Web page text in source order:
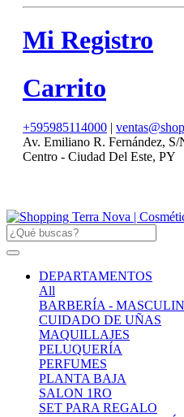
Mi Registro
Carrito
+595985114000 |
Av. Emiliano R. Fernández, S/
Centro - Ciudad Del Este, PY
DEPARTAMENTOS
All
BARBERÍA -
CUIDADO DE UÑAS
MAQUILLAJES
PELUQUERÍA
PERFUMES
PLANTA BAJA
SALON 1RO
SET PARA REGALO